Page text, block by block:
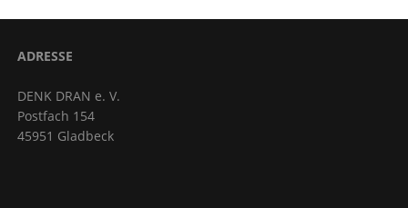
ADRESSE
DENK DRAN e. V.
Postfach 154
45951 Gladbeck